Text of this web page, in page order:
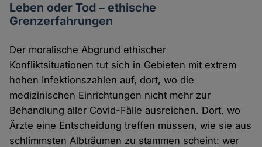
Leben oder Tod – ethische
Grenzerfahrungen
Der moralische Abgrund ethischer
Konfliktsituationen tut sich in Gebieten mit extrem
hohen Infektionszahlen auf, dort, wo die
medizinischen Einrichtungen nicht mehr zur
Behandlung aller Covid-Fälle ausreichen. Dort, wo
Ärzte eine Entscheidung treffen müssen, wie sie aus
schlimmsten Albträumen zu stammen scheint: wer